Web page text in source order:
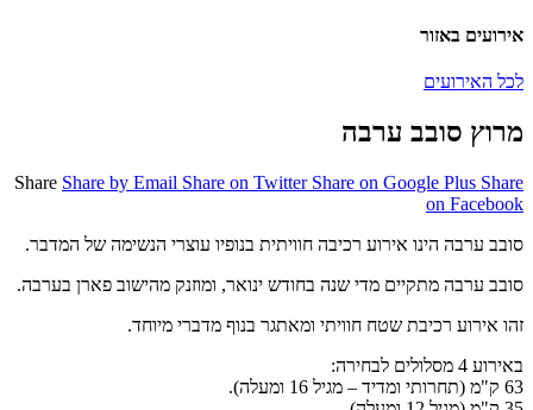
אירועים באזור
לכל האירועים
מרוץ סובב ערבה
Share Share by Email Share on Twitter Share on Google Plus Share
on Facebook
סובב ערבה הינו אירוע רכיבה חוויתית בנופיו עוצרי הנשימה של המדבר.
סובב ערבה מתקיים מדי שנה בחודש ינואר, ומוזנק מהישוב פארן בערבה.
זהו אירוע רכיבת שטח חוויתי ומאתגר בנוף מדברי מיוחד.
באירוע 4 מסלולים לבחירה:
63 ק"מ (תחרותי ומדיד – מגיל 16 ומעלה).